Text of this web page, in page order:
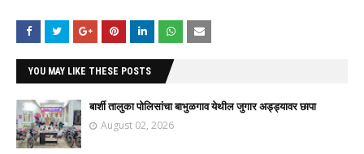
YOU MAY LIKE THESE POSTS
बार्शी तालुका पोलिसांचा बाभुळगाव येथील जुगार अड्ड्यावर छापा
August 02, 2026